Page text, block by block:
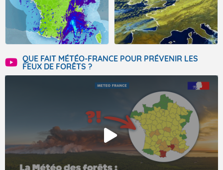
QUE FAIT MÉTÉO-FRANCE POUR PRÉVENIR LES
FEUX DE FORÊTS ?